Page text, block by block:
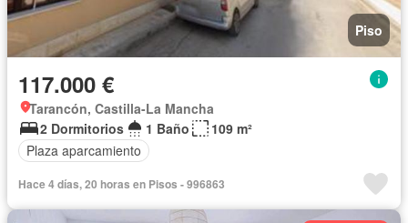
Piso
117.000 €
Tarancón, Castilla-La Mancha
2 Dormitorios
1 Baño
109 m²
Plaza aparcamiento
Hace 4 días, 20 horas en Pisos - 996863